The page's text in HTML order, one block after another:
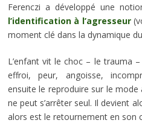
Ferenczi a développé une
l’identification à l’agresseur
moment clé dans la dynamique
L’enfant vit le choc – le trauma
effroi, peur, angoisse,
ensuite le reproduire sur le
ne peut s’arrêter seul. Il devient
alors est le retournement en son